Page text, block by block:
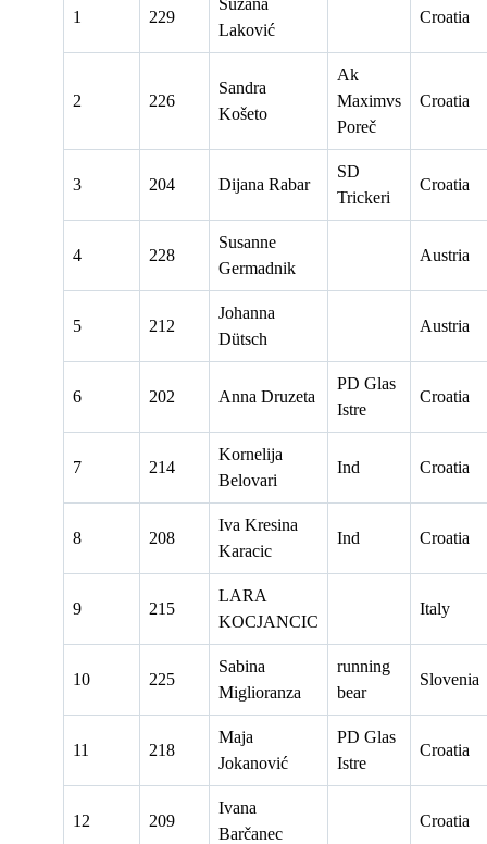
1 229
Suzana
Laković
Croatia
2 226
Sandra
Košeto
Ak
Maximvs
Poreč
Croatia
3 204 Dijana Rabar
SD
Trickeri
Croatia
4 228
Susanne
Germadnik
Austria
5 212
Johanna
Dütsch
Austria
6 202 Anna Druzeta
PD Glas
Istre
Croatia
7 214
Kornelija
Belovari
Ind Croatia
8 208
Iva Kresina
Karacic
Ind Croatia
9 215
LARA
KOCJANCIC
Italy
10 225
Sabina
Miglioranza
running
bear
Slovenia
11 218
Maja
Jokanović
PD Glas
Istre
Croatia
12 209
Ivana
Barčanec
Croatia